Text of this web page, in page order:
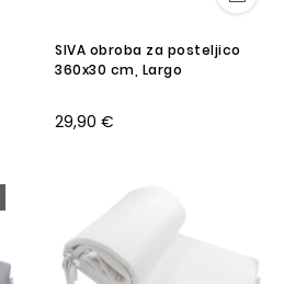
SIVA obroba za posteljico
360x30 cm, Largo
29,90 €